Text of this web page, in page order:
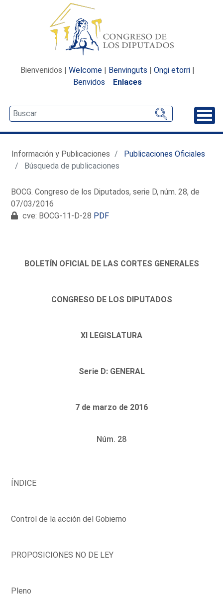
Bienvenidos | Welcome | Benvinguts | Ongi etorri |
Benvidos
Enlaces
Información y Publicaciones
Publicaciones Oficiales
Búsqueda de publicaciones
BOCG. Congreso de los Diputados, serie D, núm. 28, de
07/03/2016
cve: BOCG-11-D-28 PDF
BOLETÍN OFICIAL DE LAS CORTES GENERALES
CONGRESO DE LOS DIPUTADOS
XI LEGISLATURA
Serie D: GENERAL
7 de marzo de 2016
Núm. 28
ÍNDICE
Control de la acción del Gobierno
PROPOSICIONES NO DE LEY
Pleno